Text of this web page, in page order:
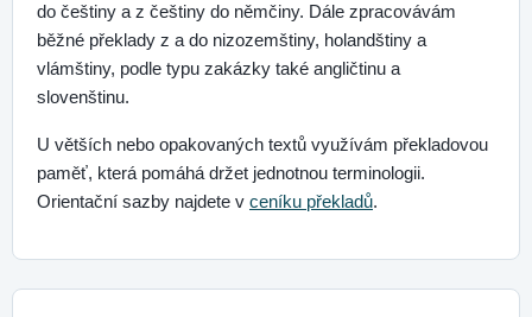
do češtiny a z češtiny do němčiny. Dále zpracovávám
běžné překlady z a do nizozemštiny, holandštiny a
vlámštiny, podle typu zakázky také angličtinu a
slovenštinu.
U větších nebo opakovaných textů využívám překladovou
paměť, která pomáhá držet jednotnou terminologii.
Orientační sazby najdete v ceníku překladů.